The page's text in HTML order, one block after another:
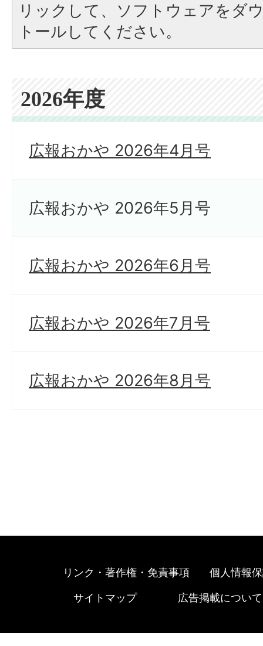
リックして、ソフトウェアをダ
トールしてください。
2026年度
広報おかや 2026年4月号
広報おかや 2026年5月号
広報おかや 2026年6月号
広報おかや 2026年7月号
広報おかや 2026年8月号
リンク・著作権・免責事項 個人情報
サイトマップ 広告掲載について